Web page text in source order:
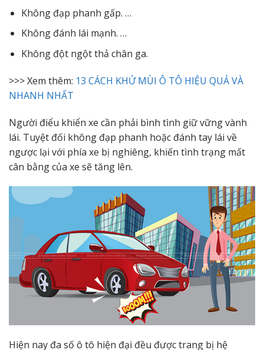
Không đạp phanh gấp. …
Không đánh lái mạnh. …
Không đột ngột thả chân ga.
>>> Xem thêm: 13 CÁCH KHỬ MÙI Ô TÔ HIỆU QUẢ VÀ
NHANH NHẤT
Người điểu khiển xe cần phải bình tình giữ vững vành
lái. Tuyệt đối không đạp phanh hoặc đánh tay lái về
ngược lại với phía xe bị nghiêng, khiến tình trạng mất
cân bằng của xe sẽ tăng lên.
Hiện nay đa số ô tô hiện đại đều được trang bị hệ